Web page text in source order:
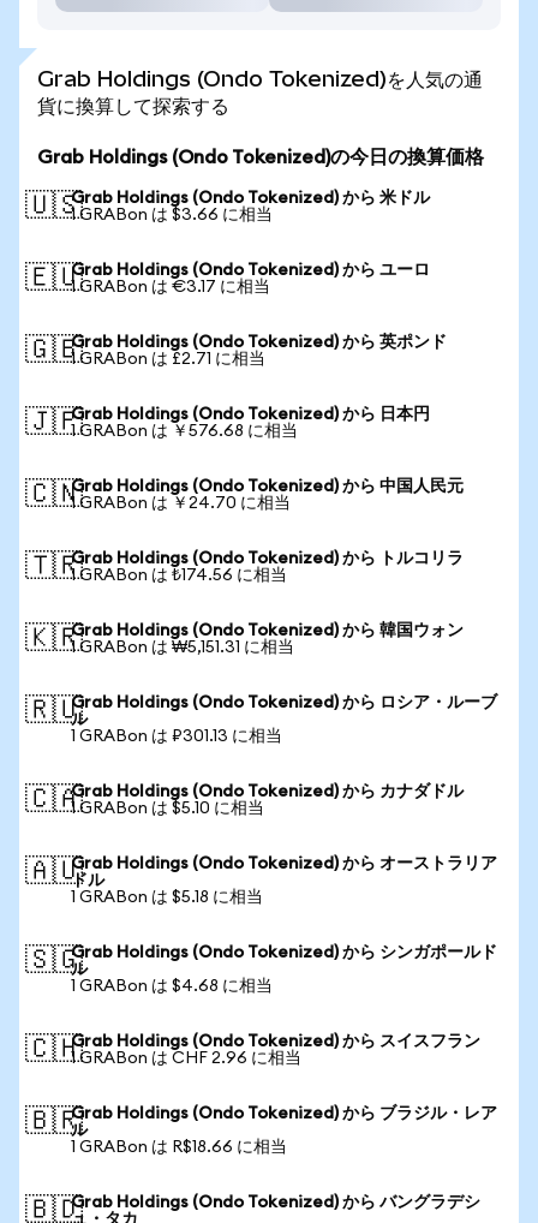
Grab Holdings (Ondo Tokenized)を人気の通
貨に換算して探索する
Grab Holdings (Ondo Tokenized)の今日の換算価格
🇺🇸Grab Holdings (Ondo Tokenized) から 米ドル
1 GRABon は $3.66 に相当
🇪🇺Grab Holdings (Ondo Tokenized) から ユーロ
1 GRABon は €3.17 に相当
🇬🇧Grab Holdings (Ondo Tokenized) から 英ポンド
1 GRABon は £2.71 に相当
🇯🇵Grab Holdings (Ondo Tokenized) から 日本円
1 GRABon は ￥576.68 に相当
🇨🇳Grab Holdings (Ondo Tokenized) から 中国人民元
1 GRABon は ￥24.70 に相当
🇹🇷Grab Holdings (Ondo Tokenized) から トルコリラ
1 GRABon は ₺174.56 に相当
🇰🇷Grab Holdings (Ondo Tokenized) から 韓国ウォン
1 GRABon は ₩5,151.31 に相当
🇷🇺Grab Holdings (Ondo Tokenized) から ロシア・ルーブ
ル
1 GRABon は ₽301.13 に相当
🇨🇦Grab Holdings (Ondo Tokenized) から カナダドル
1 GRABon は $5.10 に相当
🇦🇺Grab Holdings (Ondo Tokenized) から オーストラリア
ドル
1 GRABon は $5.18 に相当
🇸🇬Grab Holdings (Ondo Tokenized) から シンガポールド
ル
1 GRABon は $4.68 に相当
🇨🇭Grab Holdings (Ondo Tokenized) から スイスフラン
1 GRABon は CHF 2.96 に相当
🇧🇷Grab Holdings (Ondo Tokenized) から ブラジル・レア
ル
1 GRABon は R$18.66 に相当
🇧🇩Grab Holdings (Ondo Tokenized) から バングラデシ
ュ・タカ